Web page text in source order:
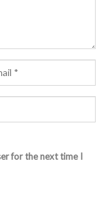
for the next time I